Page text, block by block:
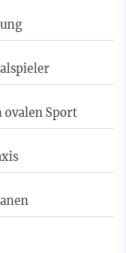
ovalen Sport